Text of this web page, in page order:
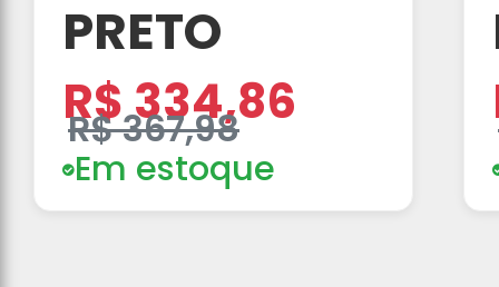
PRETO
R$ 334,86
R$ 367,98
Em estoque